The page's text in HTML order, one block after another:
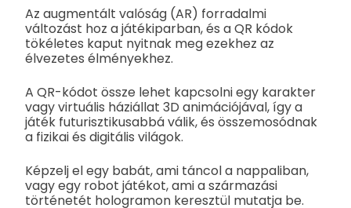
Az augmentált valóság (AR) forradalmi
változást hoz a játékiparban, és a QR kódok
tökéletes kaput nyitnak meg ezekhez az
élvezetes élményekhez.
A QR-kódot össze lehet kapcsolni egy karakter
vagy virtuális háziállat 3D animációjával, így a
játék futurisztikusabbá válik, és összemosódnak
a fizikai és digitális világok.
Képzelj el egy babát, ami táncol a nappaliban,
vagy egy robot játékot, ami a származási
történetét hologramon keresztül mutatja be.